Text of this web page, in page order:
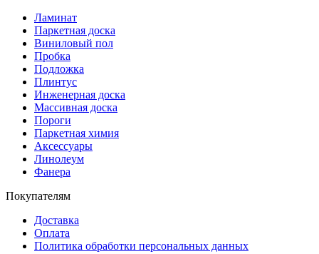
Ламинат
Паркетная доска
Виниловый пол
Пробка
Подложка
Плинтус
Инженерная доска
Массивная доска
Пороги
Паркетная химия
Аксессуары
Линолеум
Фанера
Покупателям
Доставка
Оплата
Политика обработки персональных данных